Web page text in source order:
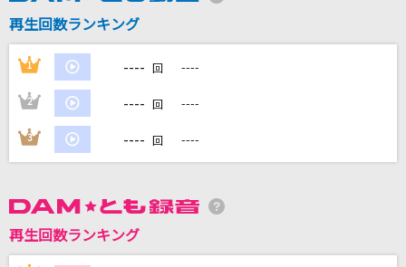
[生音]黄色
back number
DAMの新曲・ランキングなど
再生回数ランキング
1 ---- 回 ----
2 ---- 回 ----
3 ---- 回 ----
再生回数ランキング